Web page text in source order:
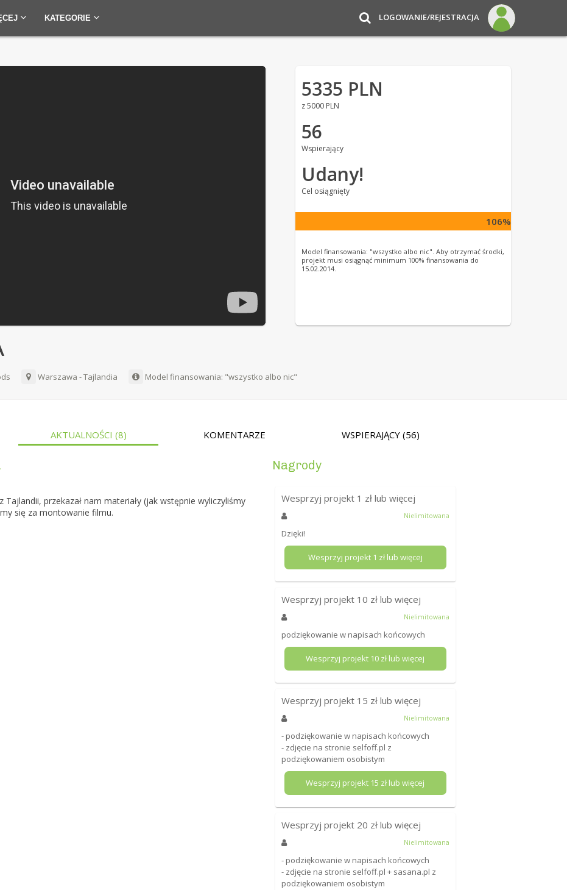
KATEGORIE LOGOWANIE/REJESTRACJA
5335 PLN
z 5000 PLN
56
Wspierający
Udany!
Cel osiągnięty
106%
Model finansowania: "wszystko albo nic". Aby otrzymać środki,
projekt musi osiągnąć minimum 100% finansowania do
15.02.2014.
Warszawa - Tajlandia Model finansowania: "wszystko albo nic"
AKTUALNOŚCI (8) KOMENTARZE WSPIERAJĄCY(56)
Tajlandii, przekazał nam materiały (jak wstępnie wyliczyliśmy
się za montowanie filmu.
Nagrody
Wesprzyj projekt 1 zł lub więcej
Nielimitowana
Dzięki!
Wesprzyj projekt 1 zł lub więcej
Wesprzyj projekt 10 zł lub więcej
Nielimitowana
podziękowanie w napisach końcowych
Wesprzyj projekt 10 zł lub więcej
Wesprzyj projekt 15 zł lub więcej
Nielimitowana
- podziękowanie w napisach końcowych
- zdjęcie na stronie selfoff.pl z
podziękowaniem osobistym
Wesprzyj projekt 15 zł lub więcej
Wesprzyj projekt 20 zł lub więcej
Nielimitowana
- podziękowanie w napisach końcowych
- zdjęcie na stronie selfoff.pl + sasana.pl z
podziękowaniem osobistym